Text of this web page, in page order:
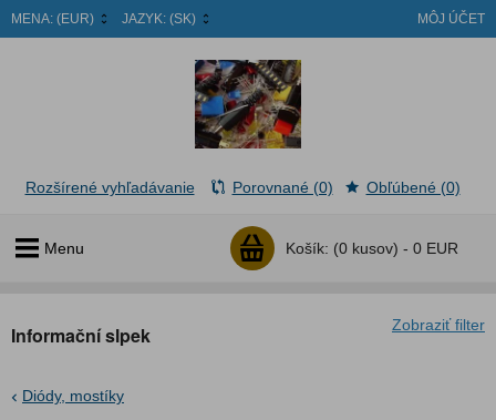
MENA: (EUR) JAZYK: (SK) MÔJ ÚČET
Menu Košík: (0 kusov) - 0 EUR
Rozšírené vyhľadávanie Porovnané (0) Obľúbené (0)
Zobraziť filter
Informační slpek
Diódy, mostíky